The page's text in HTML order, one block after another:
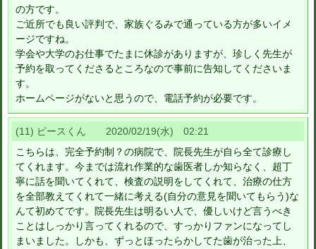
の方です。
ご近所でも良い評判で、家族ぐるみで通っている方が多いイメ
ージですね。
学会や大学のお仕事でたまに休診がありますが、珍しく先生が
予約を取ってくださるところなので事前に告知してくださいま
す。
ホームページがないと思うので、電話予約が必要です。
(11) ピースくん 2020/02/19(水) 02:21
こちらは、完全予約制？の病院で、院長先生が自ら全て診療し
てくれます。今までは流れ作業的な歯医者しか知らなく、超丁
寧に話を聞いてくれて、検査の説明をしてくれて、治療の仕方
を全部教えてくれて一緒に考える(自分の意見を聞いてもらう)な
んて初めてです。院長先生は明るい人で、優しいけど言うべき
ことはしっかり言ってくれるので、すっかりファンになってし
まいました。しかも、ずっとほったらかしてた歯が治った上、